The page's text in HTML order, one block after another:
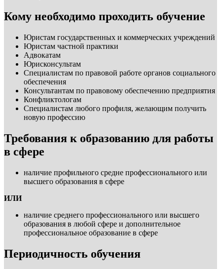
Кому необходимо проходить обучение
Юристам государственных и коммерческих учреждений
Юристам частной практики
Адвокатам
Юрисконсультам
Специалистам по правовой работе органов социального
обеспечения
Консультантам по правовому обеспечению предприятия
Конфликтологам
Специалистам любого профиля, желающим получить
новую профессию
Требования к образованию для работы
в сфере
наличие профильного средне профессионального или
высшего образования в сфере
ИЛИ
наличие среднего профессионального или высшего
образования в любой сфере и дополнительное
профессиональное образование в сфере
Периодичность обучения